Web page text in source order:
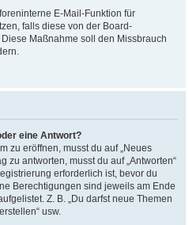
E-Mail-Funktion für
falls diese von der Board-
Maßnahme soll den Missbrauch
eine Antwort?
zu eröffnen, musst du auf „Neues
zu antworten, musst du auf „Antworten“
erforderlich ist, bevor du
Berechtigungen sind jeweils am Ende
Z. B. „Du darfst neue Themen
usw.